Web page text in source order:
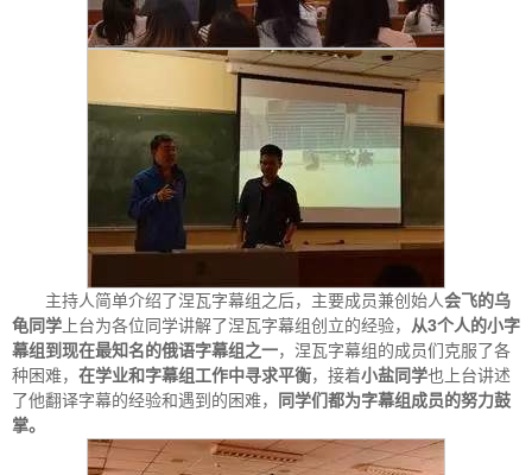
主持人简单介绍了涅瓦字幕组之后，主要成员兼创始人会飞的乌
龟同学 上台为各位同学讲解了涅瓦字幕组创立的经验， 从3个人的小字
幕组到现在最知名的俄语字幕组之一，涅瓦字幕组的成员们克服了各
种困难， 在学业和字幕组工作中寻求平衡，接着小盐同学也上台讲述
了他翻译字幕的经验和遇到的困难，
同学们都为字幕组成员的努力鼓
掌。